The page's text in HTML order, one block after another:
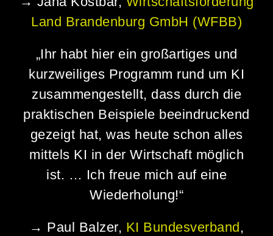
Land Brandenburg GmbH (WFBB)
„Ihr habt hier ein großartiges und
kurzweiliges Programm rund um KI
zusammengestellt, dass durch die
praktischen Beispiele beeindruckend
gezeigt hat, was heute schon alles
mittels KI in der Wirtschaft möglich
ist. … Ich freue mich auf eine
Wiederholung!“
→ Paul Balzer, KI Bundesverband ,